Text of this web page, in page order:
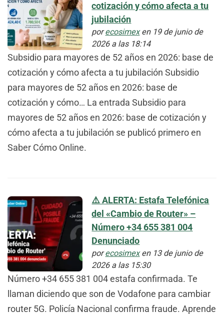
cotización y cómo afecta a tu
jubilación
porecosimexen 19 de junio de
2026 a las 18:14
Subsidio para mayores de 52 años en 2026: base de
cotización y cómo afecta a tu jubilación Subsidio
para mayores de 52 años en 2026: base de
cotización y cómo… La entrada Subsidio para
mayores de 52 años en 2026: base de cotización y
cómo afecta a tu jubilación se publicó primero en
Saber Cómo Online.
⚠️ ALERTA: Estafa Telefónica
del «Cambio de Router» –
Número +34 655 381 004
Denunciado
porecosimexen 13 de junio de
2026 a las 15:30
Número +34 655 381 004 estafa confirmada. Te
llaman diciendo que son de Vodafone para cambiar
router 5G. Policía Nacional confirma fraude. Aprende